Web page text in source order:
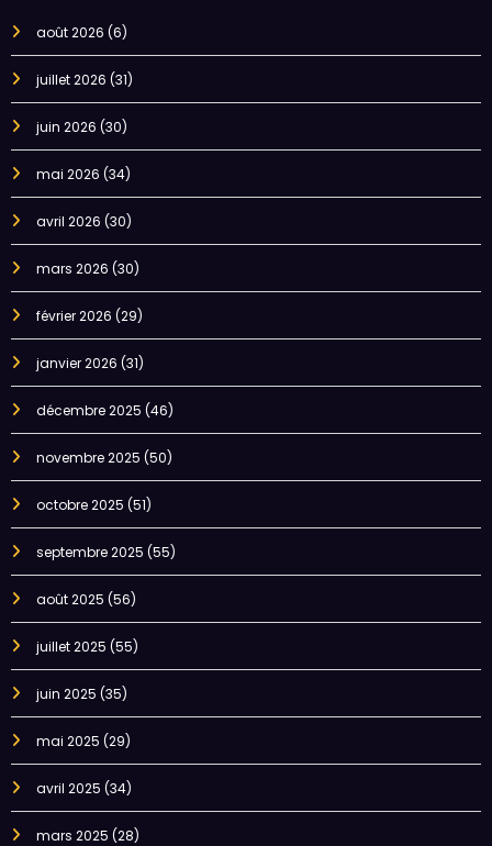
août 2026 (6)
juillet 2026 (31)
juin 2026 (30)
mai 2026 (34)
avril 2026 (30)
mars 2026 (30)
février 2026 (29)
janvier 2026 (31)
décembre 2025 (46)
novembre 2025 (50)
octobre 2025 (51)
septembre 2025 (55)
août 2025 (56)
juillet 2025 (55)
juin 2025 (35)
mai 2025 (29)
avril 2025 (34)
mars 2025 (28)